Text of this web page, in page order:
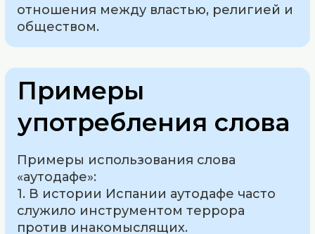
отношения между властью, религией и
обществом.
Примеры
употребления слова
Примеры использования слова
«аутодафе»:
1. В истории Испании аутодафе часто
служило инструментом террора
против инакомыслящих.